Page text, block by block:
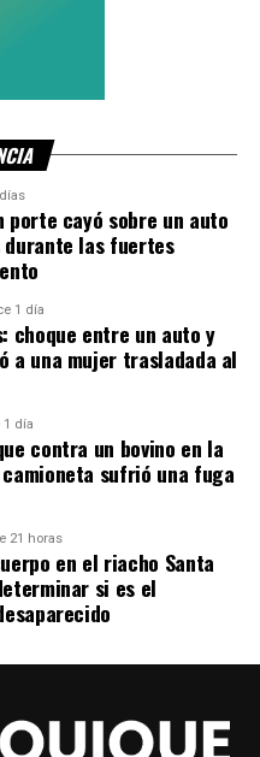
porte cayó sobre un auto
durante las fuertes
1 día
choque entre un auto y
a una mujer trasladada al
1 día
contra un bovino en la
sufrió una fuga
21 horas
en el riacho Santa
si es el